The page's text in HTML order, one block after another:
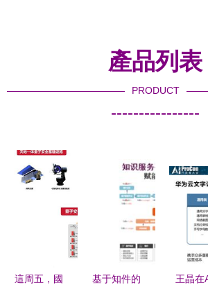
產品列表
PRODUCT
----------------
這周五，國
基于知件的
王晶在